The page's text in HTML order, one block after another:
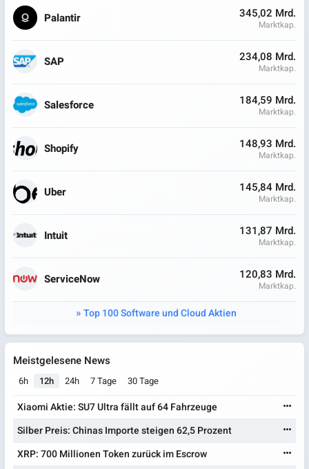
Palantir 345,02 Mrd.
Marktkap.
SAP 234,08 Mrd.
Marktkap.
Salesforce 184,59 Mrd.
Marktkap.
Shopify 148,93 Mrd.
Marktkap.
Uber 145,84 Mrd.
Marktkap.
Intuit 131,87 Mrd.
Marktkap.
ServiceNow 120,83 Mrd.
Marktkap.
Top 100 Software und Cloud Aktien
Meistgelesene News
6h 12h 24h 7 Tage 30 Tage
Xiaomi Aktie: SU7 Ultra fällt auf 64 Fahrzeuge
Silber Preis: Chinas Importe steigen 62,5 Prozent
XRP: 700 Millionen Token zurück im Escrow